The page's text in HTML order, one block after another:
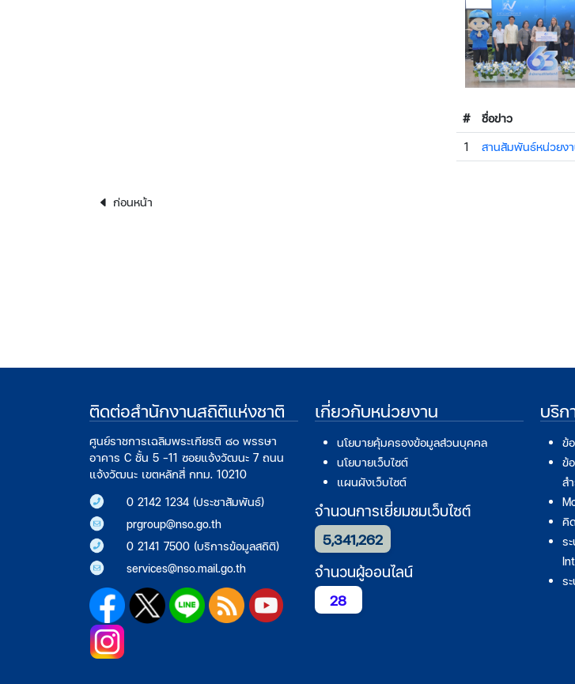
#
ชื่อข่าว
1
สานสัมพันธ์หน่วยง
ก่อนหน้า
ติดต่อสำนักงานสถิติแห่งชาติ
ศูนย์ราชการเฉลิมพระเกียรติ ๘๐ พรรษา
อาคาร C ชั้น 5 -11 ซอยแจ้งวัฒนะ 7 ถนน
แจ้งวัฒนะ เขตหลักสี่ กทม. 10210
0 2142 1234 (ประชาสัมพันธ์)
prgroup@nso.go.th
0 2141 7500 (บริการข้อมูลสถิติ)
services@nso.mail.go.th
เกี่ยวกับหน่วยงาน
นโยบายคุ้มครองข้อมูลส่วนบุคคล
นโยบายเว็บไซต์
แผนผังเว็บไซต์
จำนวนการเยี่ยมชมเว็บไซต์
5,341,262
จำนวนผู้ออนไลน์
28
บริก
ข้
ข้
ส
คิ
ร
ร